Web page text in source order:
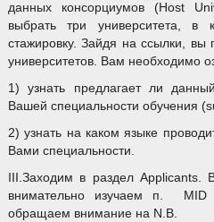
данных консорциумов (Host
выбрать три университета,
стажировку. Зайдя на ссылки, вы
университетов. Вам необходимо
1) узнать предлагает ли
Вашей специальности обучения
2) узнать на каком языке
Вами специальности.
III.Заходим в раздел
внимательно изучаем п.
обращаем внимание на N.B.